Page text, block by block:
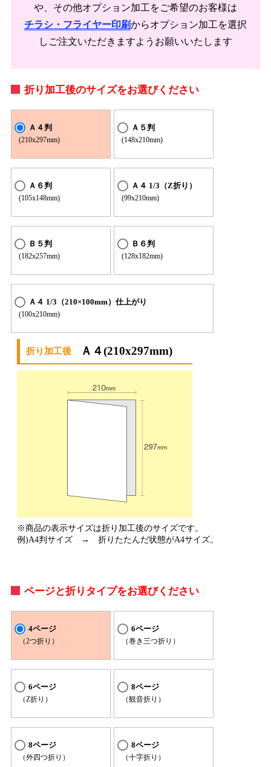
や、その他オプション加工をご希望のお客様は
チラシ・フライヤー印刷からオプション加工を選択
しご注文いただきますようお願いいたします
折り加工後のサイズをお選びください
Ａ４判
(210x297mm)
Ａ５判
(148x210mm)
Ａ６判
(105x148mm)
Ａ４ 1/3（Z折り）
(99x210mm)
Ｂ５判
(182x257mm)
Ｂ６判
(128x182mm)
Ａ４ 1/3（210×100mm）仕上がり
(100x210mm)
Ａ４(210x297mm)
※商品の表示サイズは折り加工後のサイズです。
例)A4判サイズ → 折りたたんだ状態がA4サイズ。
ページと折りタイプをお選びください
4ページ
（2つ折り）
6ページ
（巻き三つ折り）
6ページ
（Z折り）
8ページ
（観音折り）
8ページ
（外四つ折り）
8ページ
（十字折り）